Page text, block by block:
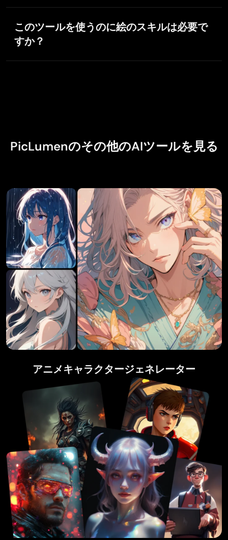
はい！PicLumenの最先端イメージ・トゥ・イメージ機
「Content Ref」など適切な参照モードを選んで、作り
たいイメージを説明してください。ケモノキャラクタ
このツールを使うのに絵のスキルは必要で
すか？
いいえ、必要ありません。直感的なインターフェース
PicLumenのその他のAIツールを見る
アニメキャラクタージェネレーター